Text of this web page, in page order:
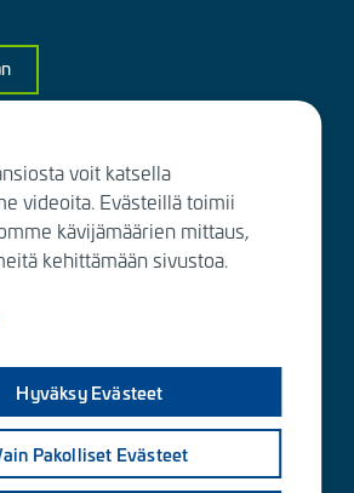
ja tietosuojaselosteet
voit katsella
videoita. Evästeillä toimii
kävijämäärien mittaus,
kehittämään sivustoa.
Hyväksy Evästeet
Pakolliset Evästeet